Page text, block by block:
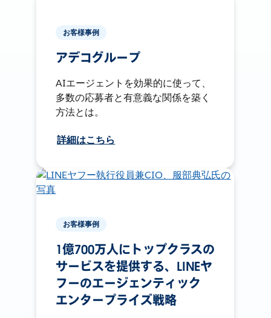
お客様事例
アデコグループ
AIエージェントを効果的に使って、
多数の応募者と有意義な関係を築く
方法とは。
詳細はこちら
お客様事例
1億700万人にトップクラスの
サービスを提供する、LINEヤ
フーのエージェンティック
エンタープライズ戦略